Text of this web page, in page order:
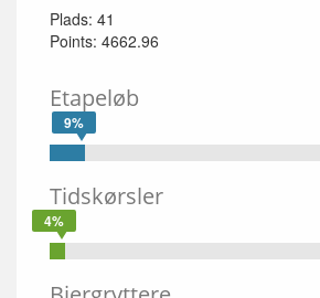
Plads: 41
Points: 4662.96
Etapeløb
9%
Tidskørsler
4%